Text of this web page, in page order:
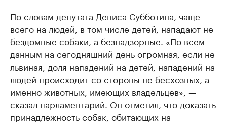
По словам депутата Дениса Субботина, чаще
всего на людей, в том числе детей, нападают не
бездомные собаки, а безнадзорные. «По всем
данным на сегодняшний день огромная, если не
львиная, доля нападений на детей, нападений на
людей происходит со стороны не бесхозных, а
именно животных, имеющих владельцев», —
сказал парламентарий. Он отметил, что доказать
принадлежность собак, обитающих на